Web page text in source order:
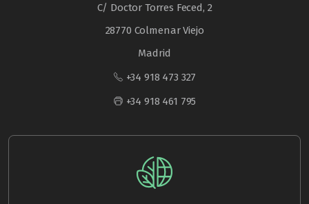
C/ Doctor Torres Feced, 2
28770 Colmenar Viejo
Madrid
+34 918 473 327
+34 918 461 795